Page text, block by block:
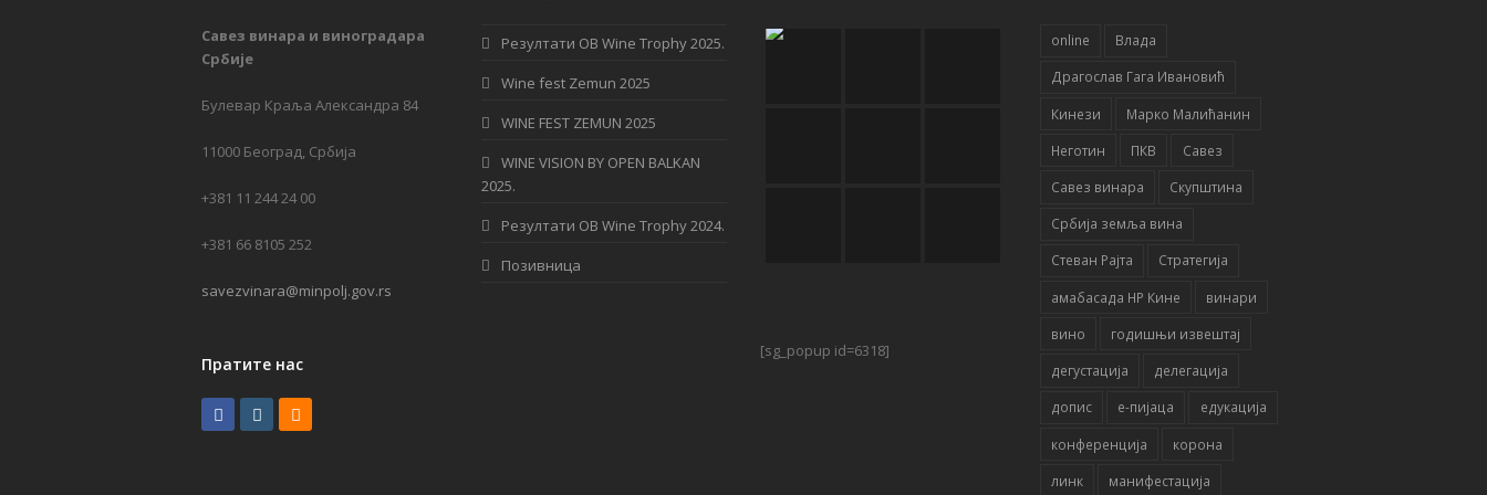
Савез винара и виноградара
Србије
Булевар Краља Александра 84
11000 Београд, Србија
+381 11 244 24 00
+381 66 8105 252
savezvinara@minpolj.gov.rs
Пратите нас
FacebookInstagram
RSS
Резултати OB Wine Trophy 2025.
Wine fest Zemun 2025
WINE FEST ZEMUN 2025
WINE VISION BY OPEN BALKAN
2025.
Резултати OB Wine Trophy 2024.
Позивница
[sg_popup id=6318]
online
Влада
Драгослав Гага Ивановић
Кинези
Марко Малићанин
Неготин
ПКВ
Савез
Савез винара
Скупштина
Србија земља вина
Стеван Рајта
Стратегија
амабасада НР Кине
винари
вино
годишњи извештај
дегустација
делегација
допис
е-пијаца
едукација
конференција
корона
линк
манифестација